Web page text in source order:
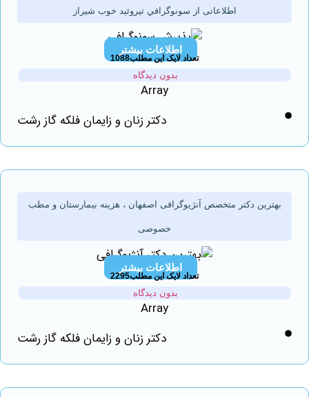
اطلاعاتی از سونوگرافي تیروئید خوب شیراز
اطلاعات بیشتر
تعداد لایک این مطلب1088
بدون دیدگاه
دکتر زنان و زایمان فلکه گاز رشت
دکتر متخصص آنژیوگرافی اصفهان ، هزینه بیمارستان و مطب
اطلاعات بیشتر
تعداد لایک این مطلب2295
بدون دیدگاه
دکتر زنان و زایمان فلکه گاز رشت